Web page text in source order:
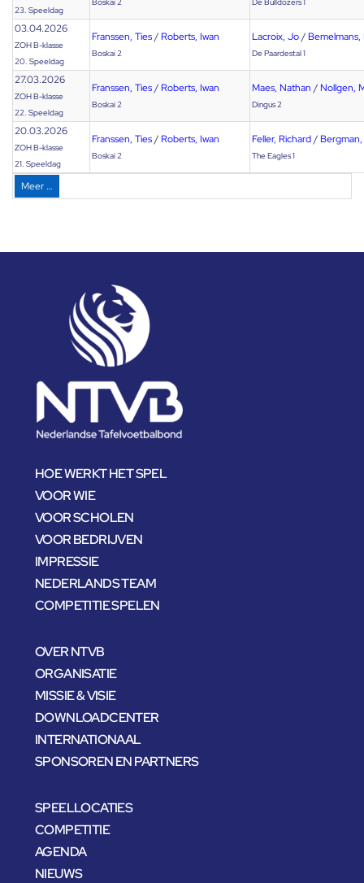
23. Speeldag
03.04.2026
ZOH B-klasse
20. Speeldag
Franssen, Ties/ Roberts, Iwan
Boskai 2
Lacroix, Jo/
De Paardestal 1
27.03.2026
ZOH B-klasse
22. Speeldag
Franssen, Ties/ Roberts, Iwan
Boskai 2
Maes, Nathan / Nollgen,
Dingus 2
20.03.2026
ZOH B-klasse
21. Speeldag
Franssen, Ties/ Roberts, Iwan
Boskai 2
Feller, Richard/
The Eagles 1
Meer …
HOE WERKT HET SPEL
VOOR WIE
VOOR SCHOLEN
VOOR BEDRIJVEN
IMPRESSIE
NEDERLANDS TEAM
COMPETITIE SPELEN
OVER NTVB
ORGANISATIE
MISSIE & VISIE
DOWNLOADCENTER
INTERNATIONAAL
SPONSOREN EN PARTNERS
SPEELLOCATIES
COMPETITIE
AGENDA
NIEUWS